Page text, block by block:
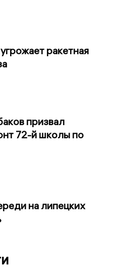
ракетная
призвал
72-й школы по
на липецких